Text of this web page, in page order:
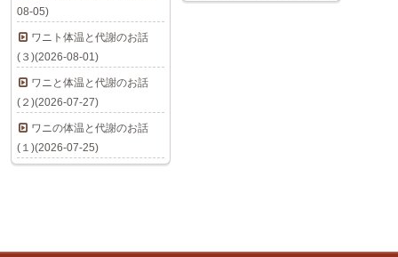
08-05)
ワニト体温と代謝のお話
(３)(2026-08-01)
ワニと体温と代謝のお話
(２)(2026-07-27)
ワニの体温と代謝のお話
(１)(2026-07-25)